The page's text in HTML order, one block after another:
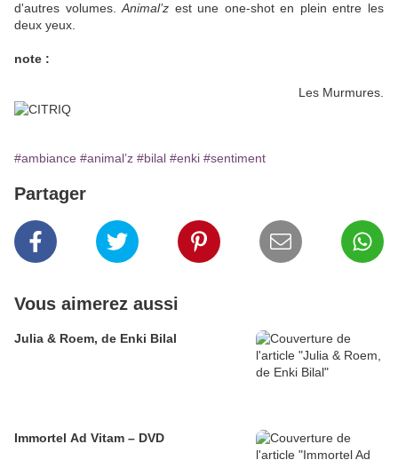
d'autres volumes.Animal’z est une one-shot en plein entre les
deux yeux.
note :
Les Murmures.
#ambiance #animal’z #bilal #enki #sentiment
Partager
Vous aimerez aussi
Julia & Roem, de Enki Bilal
Immortel Ad Vitam – DVD